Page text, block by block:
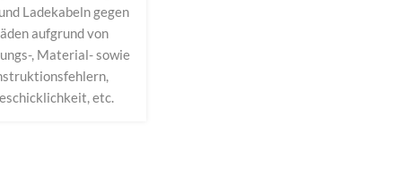
Ladekabeln gegen
aufgrund von
, Material- sowie
etc.